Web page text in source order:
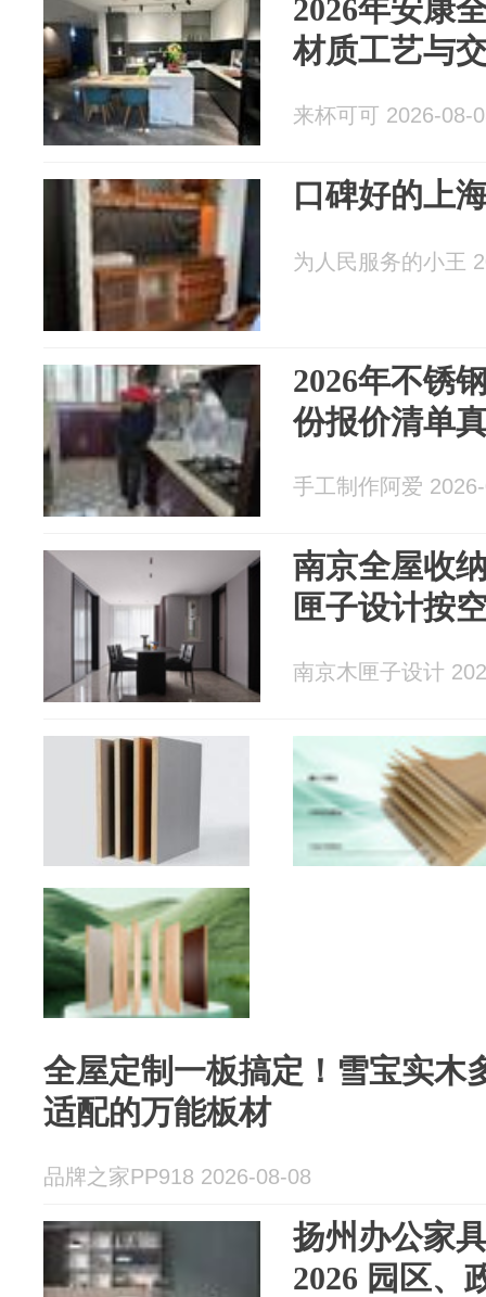
2026年安康
材质工艺与
来杯可可 2026-08-
口碑好的上
为人民服务的小王
2026年不锈
份报价清单
手工制作阿爱
南京全屋收
匣子设计按
南京木匣子设计
全屋定制一板搞定！雪宝实木
适配的万能板材
品牌之家PP918 2026-08-08
扬州办公家
2026 园区、